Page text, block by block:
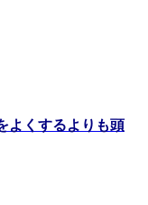
くするよりも頭